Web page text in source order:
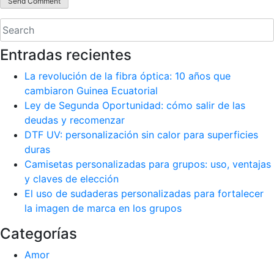
Entradas recientes
La revolución de la fibra óptica: 10 años que
cambiaron Guinea Ecuatorial
Ley de Segunda Oportunidad: cómo salir de las
deudas y recomenzar
DTF UV: personalización sin calor para superficies
duras
Camisetas personalizadas para grupos: uso, ventajas
y claves de elección
El uso de sudaderas personalizadas para fortalecer
la imagen de marca en los grupos
Categorías
Amor